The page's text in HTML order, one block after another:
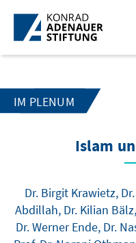
Skip to Main Content
IM PLENUM
Islam
Dr. Birgit Krawietz,
Abdillah, Dr. Kilian
Dr. Werner Ende, Dr.